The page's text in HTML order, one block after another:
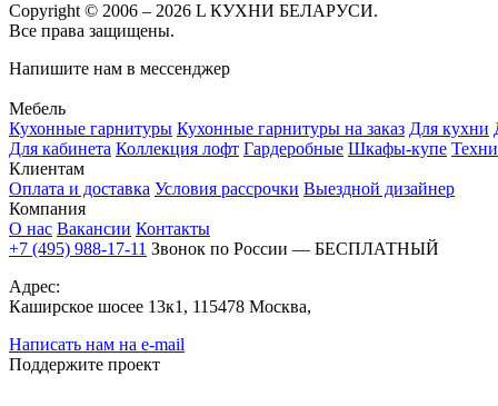
Copyright © 2006 – 2026 L КУХНИ БЕЛАРУСИ.
Все права защищены.
Напишите нам в мессенджер
Мебель
Кухонные гарнитуры Кухонные гарнитуры на заказ Для кухни
Для кабинета Коллекция лофт Гардеробные Шкафы-купе
Клиентам
Оплата и доставка Условия рассрочки Выездной дизайнер
Компания
О нас Вакансии Контакты
+7 (495) 988-17-11 Звонок по России — БЕСПЛАТНЫЙ
Адрес:
Каширское шосее 13к1, 115478 Москва,
Написать нам на e-mail
Поддержите проект